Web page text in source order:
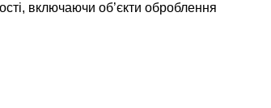
включаючи об’єкти оброблення